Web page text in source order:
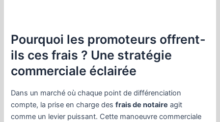
Pourquoi les promoteurs offrent-
ils ces frais ? Une stratégie
commerciale éclairée
Dans un marché où chaque point de différenciation
compte, la prise en charge desfrais de notaire agit
comme un levier puissant. Cette manoeuvre commerciale